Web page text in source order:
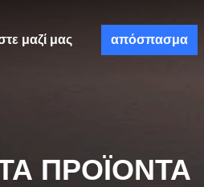
μαζί μας απόσπασμα
ΠΡΟΪΌΝΤΑ